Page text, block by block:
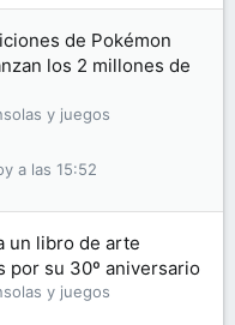
de Pokémon
los 2 millones de
y juegos
a las 15:52
un libro de arte
por su 30º aniversario
y juegos